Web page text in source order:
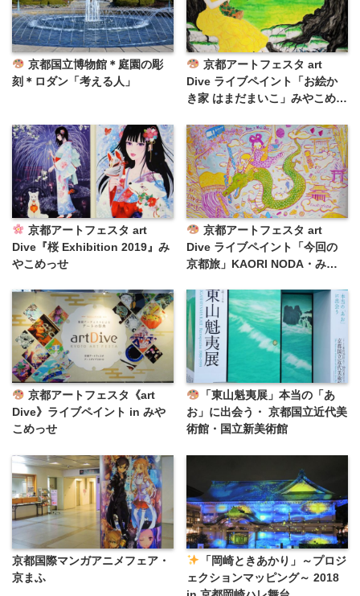
京都国立博物館＊庭園の彫
刻＊ロダン「考える人」
京都アートフェスタ art
Dive ライブペイント「お絵か
き家 はまだまいこ」みやこめっ
京都アートフェスタ art
Dive『桜 Exhibition 2019』み
やこめっせ
京都アートフェスタ art
Dive ライブペイント「今回の
京都旅」KAORI NODA・みや
京都アートフェスタ《art
Dive》ライブペイント in みや
こめっせ
「東山魁夷展」本当の「あ
お」に出会う・ 京都国立近代美
術館・国立新美術館
京都国際マンガアニメフェア・
京まふ
「岡崎ときあかり」～プロジ
ェクションマッピング～ 2018